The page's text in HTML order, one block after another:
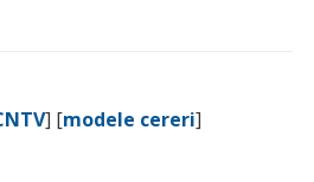
] [modele cereri]